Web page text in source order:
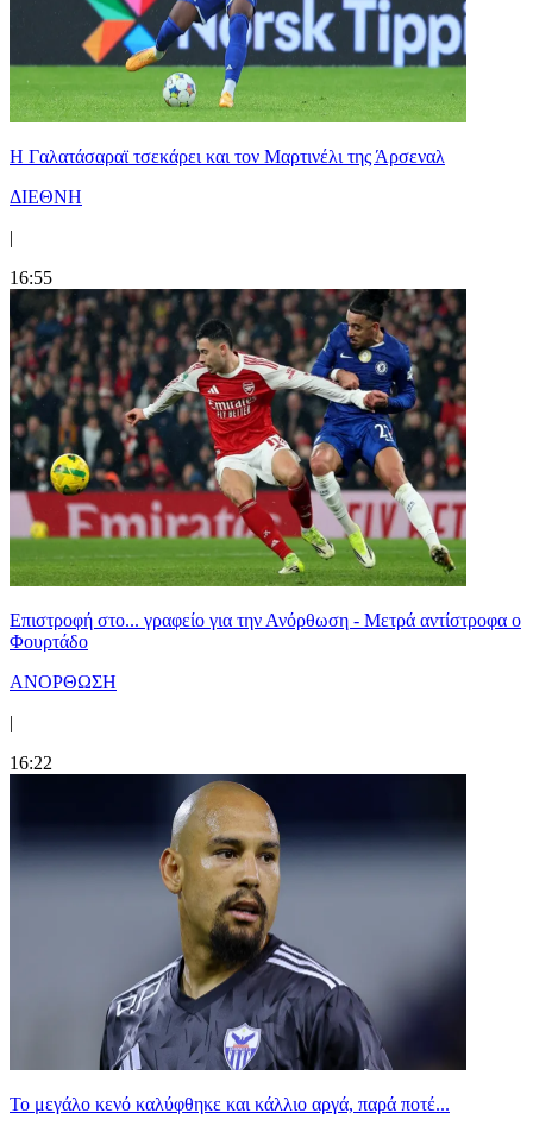
H Γαλατάσαραϊ τσεκάρει και τον Μαρτινέλι της Άρσεναλ
ΔΙΕΘΝΗ
|
16:55
Επιστροφή στο... γραφείο για την Ανόρθωση - Μετρά αντίστροφα ο
Φουρτάδο
ΑΝΟΡΘΩΣΗ
|
16:22
Το μεγάλο κενό καλύφθηκε και κάλλιο αργά, παρά ποτέ...